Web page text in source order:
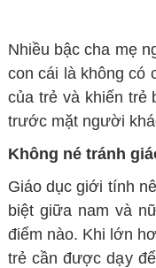
Nhiều bậc cha mẹ
con cái là không có
của trẻ và khiến trẻ
trước mặt người
Không né tránh
Giáo dục giới tính
biệt giữa nam và
điểm nào. Khi lớn
trẻ cần được dạy